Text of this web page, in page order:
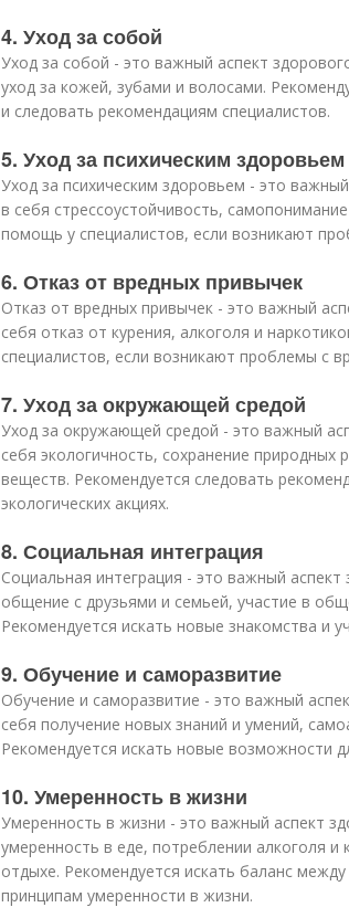
4. Уход за собой
Уход за собой - это важный аспект
уход за кожей, зубами и волосами.
и следовать рекомендациям специалистов.
5. Уход за психическим здоровьем
Уход за психическим здоровьем - это
в себя стрессоустойчивость,
помощь у специалистов, если возникают
6. Отказ от вредных привычек
Отказ от вредных привычек - это важный
себя отказ от курения, алкоголя и
специалистов, если возникают проблемы с
7. Уход за окружающей средой
Уход за окружающей средой - это важный
себя экологичность, сохранение
веществ. Рекомендуется следовать
экологических акциях.
8. Социальная интеграция
Социальная интеграция - это важный
общение с друзьями и семьей, участие в
Рекомендуется искать новые знакомства и
9. Обучение и саморазвитие
Обучение и саморазвитие - это важный
себя получение новых знаний и умений,
Рекомендуется искать новые возможности
10. Умеренность в жизни
Умеренность в жизни - это важный аспект
умеренность в еде, потреблении алкоголя
отдыхе. Рекомендуется искать баланс
принципам умеренности в жизни.